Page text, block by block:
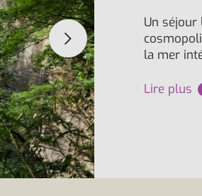
Un
la mer
Lire plus